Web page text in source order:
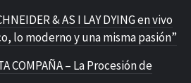
& AS I LAY DYING en vivo
lo moderno y una misma pasión”
COMPAÑA – La Procesión de